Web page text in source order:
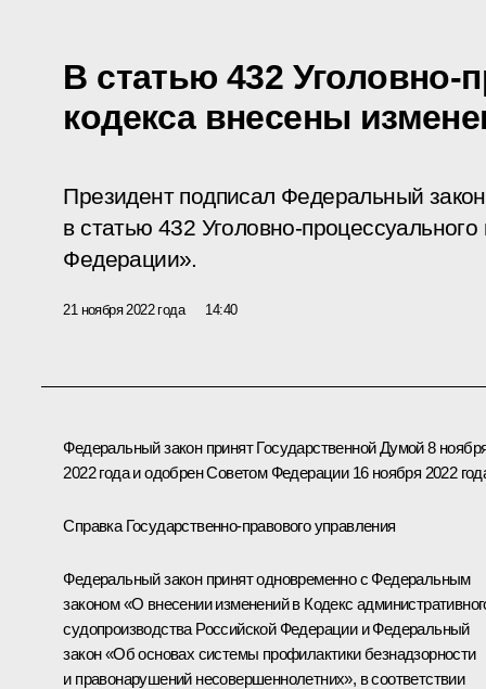
В статью 432 Уголовно-
кодекса внесены
Президент подписал Федеральный
в статью 432 Уголовно-процессуального
Федерации».
21 ноября 2022 года 14:40
Федеральный закон принят Государственной Думой 8
2022 года и одобрен Советом Федерации 16 ноября 2022
Справка Государственно-правового управления
Федеральный закон принят одновременно с Федеральным
законом «О внесении изменений в Кодекс
судопроизводства Российской Федерации и Федеральный
закон «Об основах системы профилактики безнадзорности
и правонарушений несовершеннолетних», в соответствии